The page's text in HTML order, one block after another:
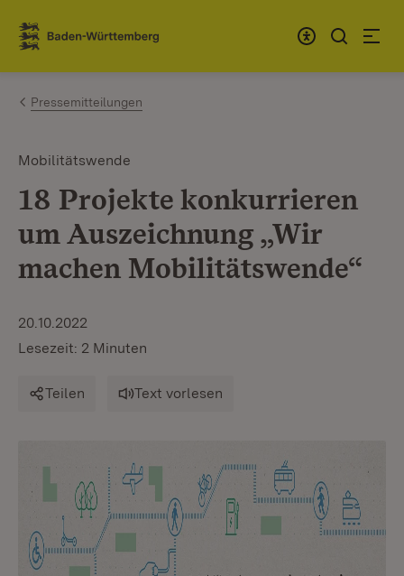
Zum Inhalt springen
Link zur Startseite
Pressemitteilungen
Mobilitätswende
18 Projekte konkurrieren
um Auszeichnung „Wir
machen Mobilitätswende“
20.10.2022
Lesezeit: 2 Minuten
Teilen Text vorlesen